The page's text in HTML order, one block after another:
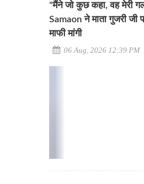
"मैंने जो कुछ कहा, वह मेरी
Samaon ने माता गुजरी जी
माफी मांगी
06 Aug, 2026 12:39 PM